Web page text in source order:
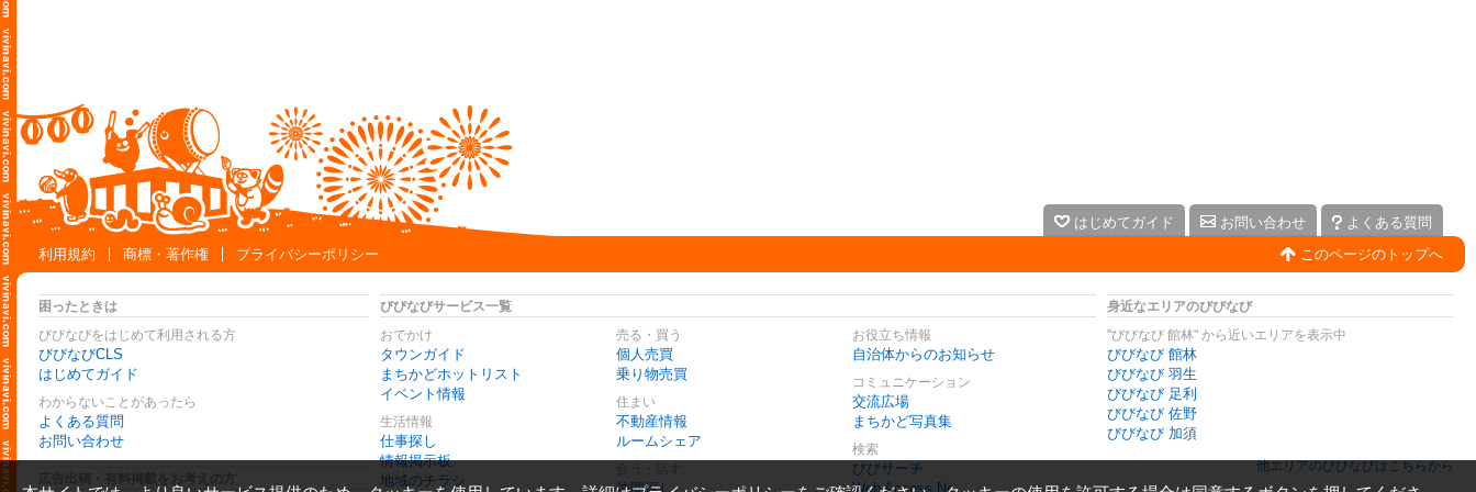
はじめてガイド お問い合わせ
よくある質問
利用規約
商標・著作権 プライバシーポリシー このページのトップへ
困ったときは
びびなびをはじめて利用される方
びびなびCLS
はじめてガイド
わからないことがあったら
よくある質問
お問い合わせ
びびなびサービス一覧
おでかけ
タウンガイド
まちかどホットリスト
イベント情報
生活情報
仕事探し
情報掲示板
地域のチラシ
売る・買う
個人売買
乗り物売買
住まい
不動産情報
ルームシェア
仲間探し
お役立ち情報
自治体からのお知らせ
コミュニケーション
交流広場
まちかど写真集
検索
びびサーチ
Web Access No.
身近なエリアのびびなび
"びびなび 館林" から近いエリアを表示中
びびなび 館林
びびなび 羽生
びびなび 足利
びびなび 佐野
びびなび 加須
他エリアのびびなびはこちらから